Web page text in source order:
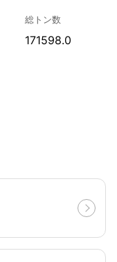
総トン数
171598.0